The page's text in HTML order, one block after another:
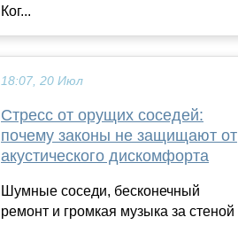
Ког...
18:07, 20 Июл
Стресс от орущих соседей:
почему законы не защищают от
акустического дискомфорта
Шумные соседи, бесконечный
ремонт и громкая музыка за стеной